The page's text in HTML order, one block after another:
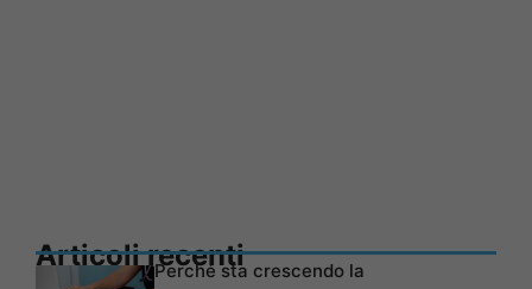
Articoli recentiPerché sta crescendo la